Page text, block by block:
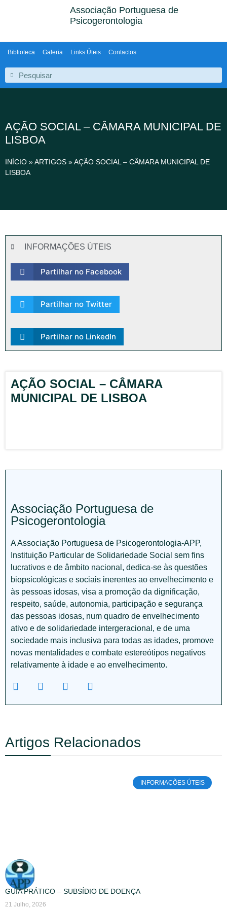
Associação Portuguesa de
Psicogerontologia
Biblioteca Galeria Links Úteis Contactos
AÇÃO SOCIAL – CÂMARA MUNICIPAL DE
LISBOA
INÍCIO »ARTIGOS »AÇÃO SOCIAL – CÂMARA MUNICIPAL DE
LISBOA
INFORMAÇÕES ÚTEIS
Partilhar no Facebook
Partilhar no Twitter
Partilhar no LinkedIn
AÇÃO SOCIAL – CÂMARA
MUNICIPAL DE LISBOA
Associação Portuguesa de
Psicogerontologia
A Associação Portuguesa de Psicogerontologia-APP,
Instituição Particular de Solidariedade Social sem fins
lucrativos e de âmbito nacional, dedica-se às questões
biopsicológicas e sociais inerentes ao envelhecimento e
às pessoas idosas, visa a promoção da dignificação,
respeito, saúde, autonomia, participação e segurança
das pessoas idosas, num quadro de envelhecimento
ativo e de solidariedade intergeracional, e de uma
sociedade mais inclusiva para todas as idades, promove
novas mentalidades e combate estereótipos negativos
relativamente à idade e ao envelhecimento.
Artigos Relacionados
INFORMAÇÕES ÚTEIS
GUIA PRÁTICO – SUBSÍDIO DE DOENÇA
21 Julho, 2026